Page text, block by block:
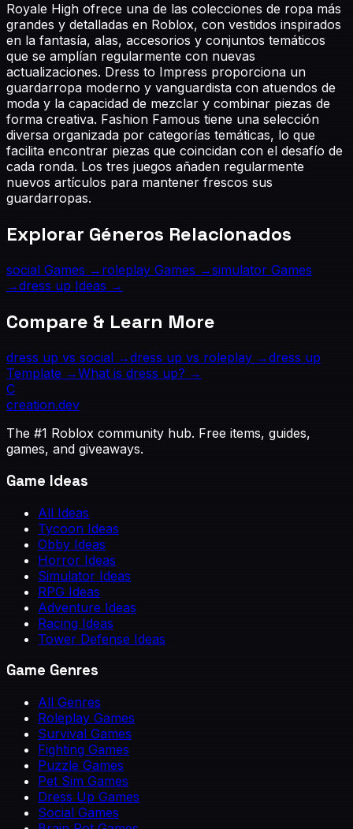
Royale High ofrece una de las colecciones de ropa más
grandes y detalladas en Roblox, con vestidos inspirados
en la fantasía, alas, accesorios y conjuntos temáticos
que se amplían regularmente con nuevas
actualizaciones. Dress to Impress proporciona un
guardarropa moderno y vanguardista con atuendos de
moda y la capacidad de mezclar y combinar piezas de
forma creativa. Fashion Famous tiene una selección
diversa organizada por categorías temáticas, lo que
facilita encontrar piezas que coincidan con el desafío de
cada ronda. Los tres juegos añaden regularmente
nuevos artículos para mantener frescos sus
guardarropas.
Explorar Géneros Relacionados
social Games → roleplay Games →simulator Games
→dress up Ideas →
Compare & Learn More
dress up vs social →dress up vs roleplay →dress up
Template →What is dress up? →
C
creation.dev
The #1 Roblox community hub. Free items, guides,
games, and giveaways.
Game Ideas
All Ideas
Tycoon Ideas
Obby Ideas
Horror Ideas
Simulator Ideas
RPG Ideas
Adventure Ideas
Racing Ideas
Tower Defense Ideas
Game Genres
All Genres
Roleplay Games
Survival Games
Fighting Games
Puzzle Games
Pet Sim Games
Dress Up Games
Social Games